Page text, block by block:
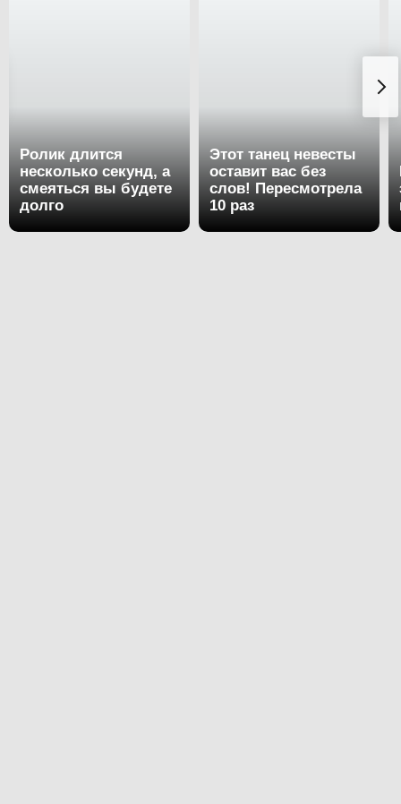
Ролик длится
несколько секунд,
а смеяться вы
будете долго
Этот танец невесты
оставит вас без
слов!
Пересмотрела 10